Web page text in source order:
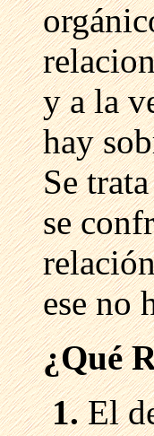
y a la
hay
Se
se
ese no
¿Qué
1.El